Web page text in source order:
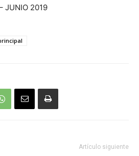
JUNIO 2019
Artículo siguiente